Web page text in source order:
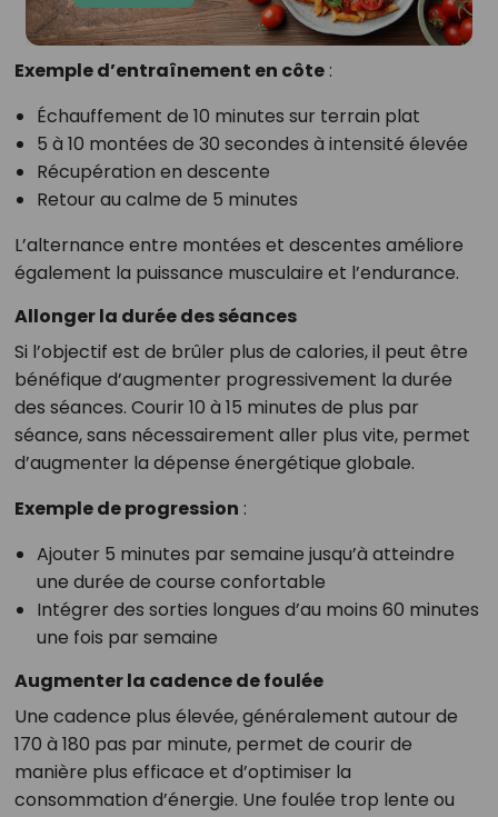
Exemple d’entraînement en côte:
Échauffement de 10 minutes sur terrain plat
5 à 10 montées de 30 secondes à intensité élevée
Récupération en descente
Retour au calme de 5 minutes
L’alternance entre montées et descentes améliore
également la puissance musculaire et l’endurance.
Allonger la durée des séances
Si l’objectif est de brûler plus de calories, il peut être
bénéfique d’augmenter progressivement la durée
des séances. Courir 10 à 15 minutes de plus par
séance, sans nécessairement aller plus vite, permet
d’augmenter la dépense énergétique globale.
Exemple de progression :
Ajouter 5 minutes par semaine jusqu’à atteindre
une durée de course confortable
Intégrer des sorties longues d’au moins 60 minutes
une fois par semaine
Augmenter la cadence de foulée
Une cadence plus élevée, généralement autour de
170 à 180 pas par minute, permet de courir de
manière plus efficace et d’optimiser la
consommation d’énergie. Une foulée trop lente ou